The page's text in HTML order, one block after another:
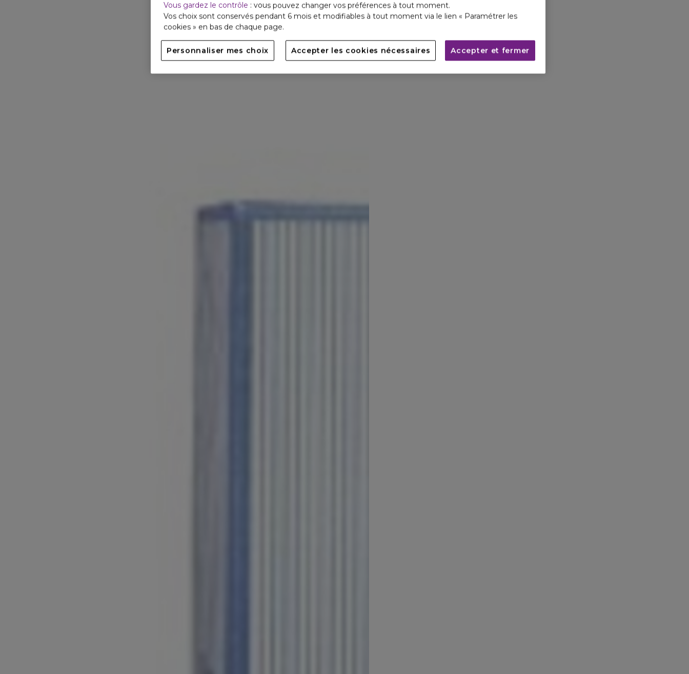
Vous gardez le contrôle : vous pouvez changer vos préférences à tout moment.
Vos choix sont conservés pendant 6 mois et modifiables à tout moment via le lien « Paramétrer les
cookies » en bas de chaque page.
Personnaliser mes choix Accepter les cookies nécessaires Accepter et fermer